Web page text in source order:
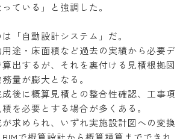
ている」と強調した。
「自動設計システム」だ。
途・床面積など過去の実績から必要デ
出するが、それを裏付ける見積根拠図
量が膨大となる。
後に概算見積との整合性確認、工事項
を必要とする場合が多くある。
が求められ、いずれ実施設計図への変換